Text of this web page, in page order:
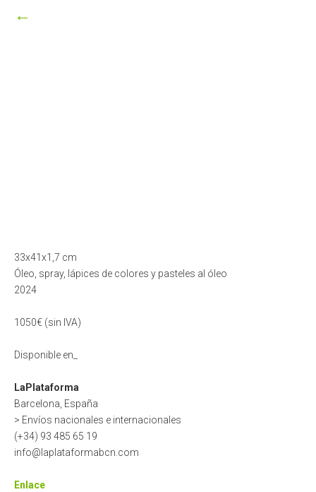
←
33x41x1,7 cm
Óleo, spray, lápices de colores y pasteles al óleo
2024
1050€ (sin IVA)
Disponible en_
LaPlataforma
Barcelona, España
> Envíos nacionales e internacionales
(+34) 93 485 65 19
info@laplataformabcn.com
Enlace